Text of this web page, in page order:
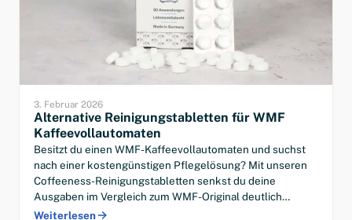
3. Februar 2026
Alternative Reinigungstabletten für WMF
Kaffeevollautomaten
Besitzt du einen WMF-Kaffeevollautomaten und suchst
nach einer kostengünstigen Pflegelösung? Mit unseren
Coffeeness-Reinigungstabletten senkst du deine
Ausgaben im Vergleich zum WMF-Original deutlich…
Weiterlesen